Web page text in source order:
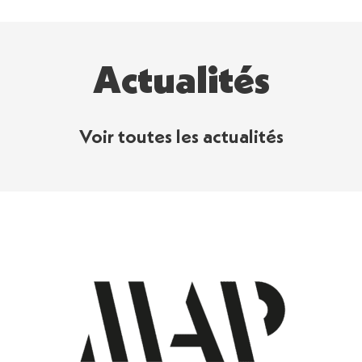
Actualités
Voir toutes les actualités